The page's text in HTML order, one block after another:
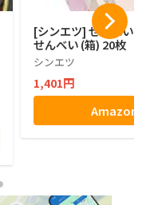
[シンエツ] せんべい
せんべい (箱) 20枚
シンエツ
1,401円
Amazon